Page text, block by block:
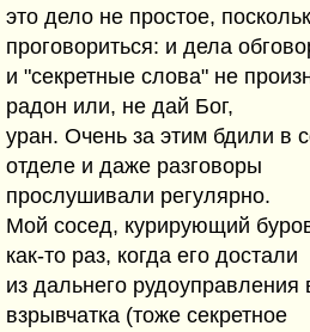
это дело не простое,
проговориться: и дела
и "секретные слова" не
радон или, не дай Бог,
уран. Очень за этим бдили в
отделе и даже разговоры
прослушивали регулярно.
Мой сосед, курирующий
как-то раз, когда его достали
из дальнего
взрывчатка (тоже секретное